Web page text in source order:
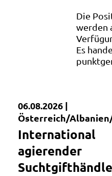
Die
werden
Es
Kurzmeldung
06.08.2026 |
Österreich/
International
agierender